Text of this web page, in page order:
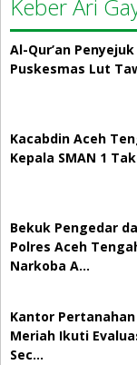
Keber Ari
Al-Qur’an
Puskesmas Lut
Kacabdin Aceh
Kepala SMAN 1
Bekuk Pengedar
Polres Aceh
Narkoba A…
Kantor
Meriah Ikuti
Sec…